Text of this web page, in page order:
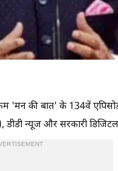
'मन की बात' के 134वें
न्यूज और सरकारी डिजिटल